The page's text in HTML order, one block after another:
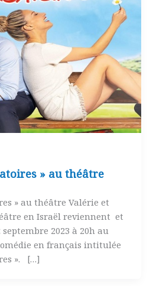
» au théâtre
» au théâtre Valérie et
en Israël reviennent et
2023 à 20h au
en français intitulée
». […]